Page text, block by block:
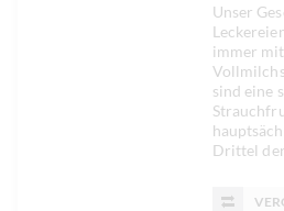
Unser
immer
sind eine
Drittel